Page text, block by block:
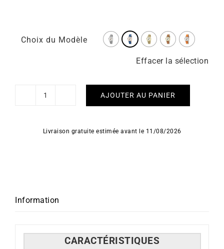
Choix du Modèle
Effacer la sélection
quantité
–
AJOUTER AU PANIER
Livraison gratuite estimée avant le 11/08/2026
Information
CARACTÉRISTIQUES